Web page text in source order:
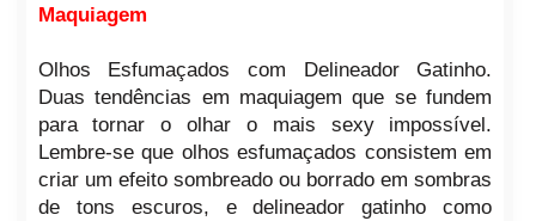
Maquiagem
Olhos Esfumaçados com Delineador Gatinho.
Duas tendências em maquiagem que se fundem
para tornar o olhar o mais sexy impossível.
Lembre-se que olhos esfumaçados consistem em
criar um efeito sombreado ou borrado em sombras
de tons escuros, e delineador gatinho como